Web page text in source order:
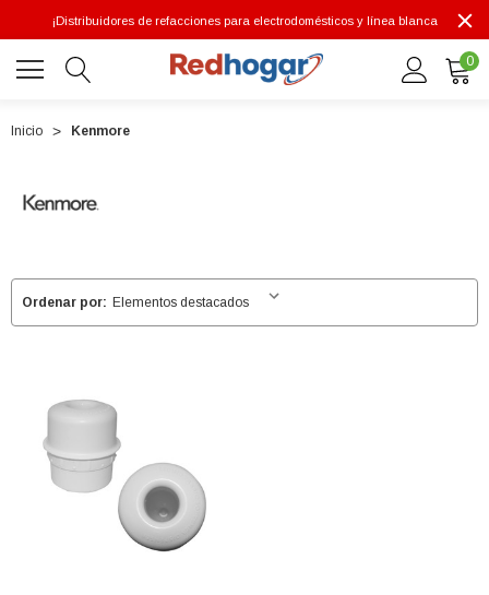
¡Distribuidores de refacciones para electrodomésticos y línea blanca
0
Inicio Kenmore
Ordenar por: